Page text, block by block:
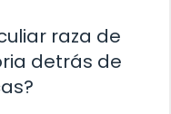
raza de
detrás de